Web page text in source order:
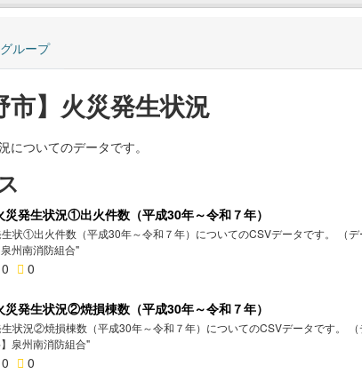
グループ
市】火災発生状況
についてのデータです。
災発生状況①出火件数（平成30年～令和７年）
状①出火件数（平成30年～令和７年）についてのCSVデータです。 （デ
州南消防組合"
0 0
災発生状況②焼損棟数（平成30年～令和７年）
状況②焼損棟数（平成30年～令和７年）についてのCSVデータです。 （
泉州南消防組合"
0 0